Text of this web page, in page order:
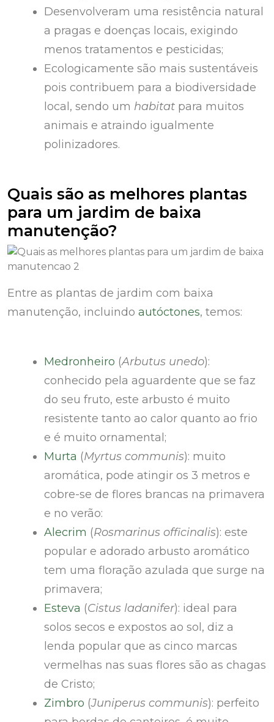
Desenvolveram uma resistência natural
a pragas e doenças locais, exigindo
menos tratamentos e pesticidas;
Ecologicamente são mais sustentáveis
pois contribuem para a biodiversidade
local, sendo um habitat para muitos
animais e atraindo igualmente
polinizadores.
Quais são as melhores plantas
para um jardim de baixa
manutenção?
Entre as plantas de jardim com baixa
manutenção, incluindo autóctones, temos:
Medronheiro (Arbutus unedo):
conhecido pela aguardente que se faz
do seu fruto, este arbusto é muito
resistente tanto ao calor quanto ao frio
e é muito ornamental;
Murta (Myrtus communis): muito
aromática, pode atingir os 3 metros e
cobre-se de flores brancas na primavera
e no verão:
Alecrim (Rosmarinus officinalis): este
popular e adorado arbusto aromático
tem uma floração azulada que surge na
primavera;
Esteva (Cistus ladanifer): ideal para
solos secos e expostos ao sol, diz a
lenda popular que as cinco marcas
vermelhas nas suas flores são as chagas
de Cristo;
Zimbro (Juniperus communis): perfeito